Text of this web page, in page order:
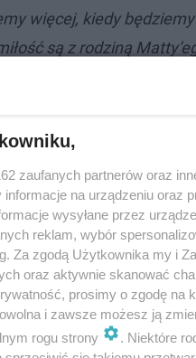
więcej, kiedy
są z rodziną
go kochali na całym
Can Dance". Jej
zaufanych partnerów oraz
informacje na urządzeniu oraz
wysyłane przez
reklam, wybór
Za zgodą Użytkownika my i
oraz aktywnie skanować
prosimy o zgodę na
i zawsze możesz ją
rogu strony
. Niektóre